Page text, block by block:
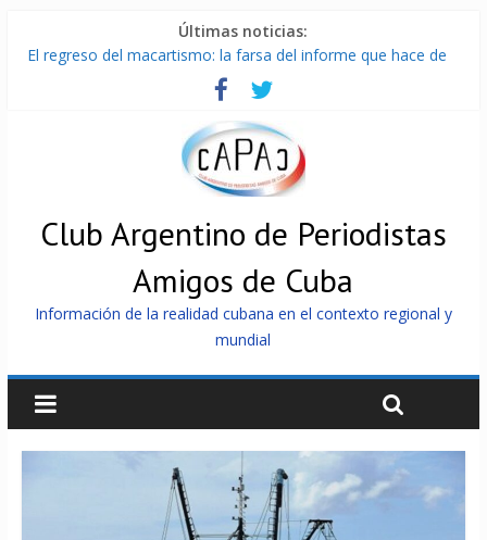
Últimas noticias:
El regreso del macartismo: la farsa del informe que hace de
Milei firmó memorándum con EE.UU sin informarlo
China presenta robots que pueden razonar, moverse y asistir
La Habana avanza en reconexión tras nuevo apagón
Más de 7 000 contenedores impedidos de llegar a Cuba
Club Argentino de Periodistas
Amigos de Cuba
Información de la realidad cubana en el contexto regional y
mundial